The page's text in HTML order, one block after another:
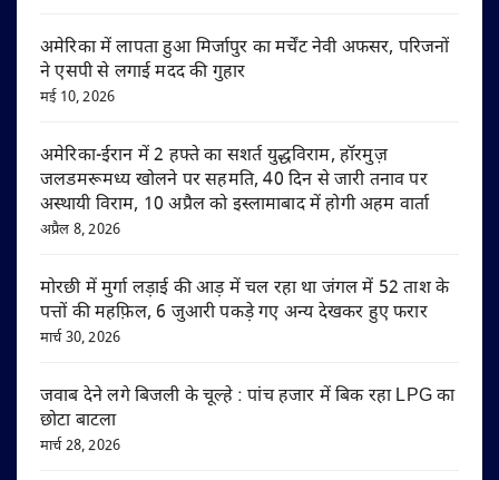
अमेरिका में लापता हुआ मिर्जापुर का मर्चेंट नेवी अफसर, परिजनों
ने एसपी से लगाई मदद की गुहार
मई 10, 2026
अमेरिका-ईरान में 2 हफ्ते का सशर्त युद्धविराम, हॉरमुज़
जलडमरूमध्य खोलने पर सहमति, 40 दिन से जारी तनाव पर
अस्थायी विराम, 10 अप्रैल को इस्लामाबाद में होगी अहम वार्ता
अप्रैल 8, 2026
मोरछी में मुर्गा लड़ाई की आड़ में चल रहा था जंगल में 52 ताश के
पत्तों की महफ़िल, 6 जुआरी पकड़े गए अन्य देखकर हुए फरार
मार्च 30, 2026
जवाब देने लगे बिजली के चूल्हे : पांच हजार में बिक रहा LPG का
छोटा बाटला
मार्च 28, 2026